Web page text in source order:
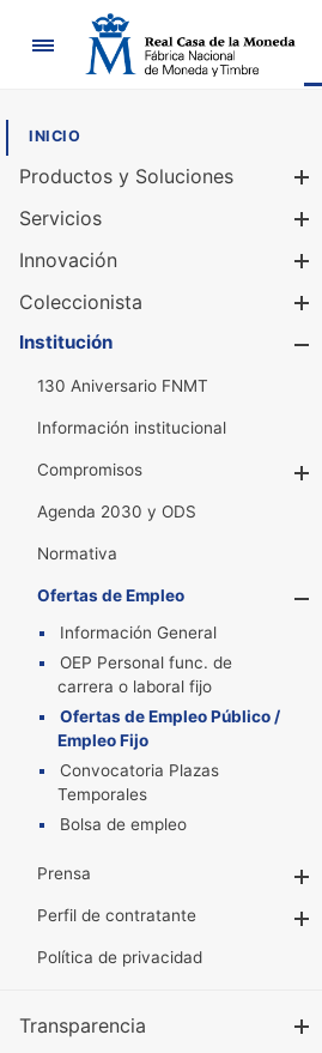
Navegación
INICIO
Productos y Soluciones
Servicios
Innovación
Coleccionista
Institución
130 Aniversario FNMT
Información institucional
Compromisos
Agenda 2030 y ODS
Normativa
Ofertas de Empleo
Información General
OEP Personal func. de
carrera o laboral fijo
Ofertas de Empleo Público /
Empleo Fijo
Convocatoria Plazas
Temporales
Bolsa de empleo
Prensa
Perfil de contratante
Política de privacidad
Transparencia